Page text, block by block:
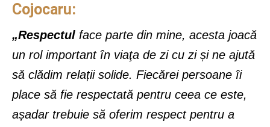
Cojocaru:
„Respectul face parte din mine, acesta joacă
un rol important în viaţa de zi cu zi și ne ajută
să clădim relații solide. Fiecărei persoane îi
place să fie respectată pentru ceea ce este,
așadar trebuie să oferim respect pentru a